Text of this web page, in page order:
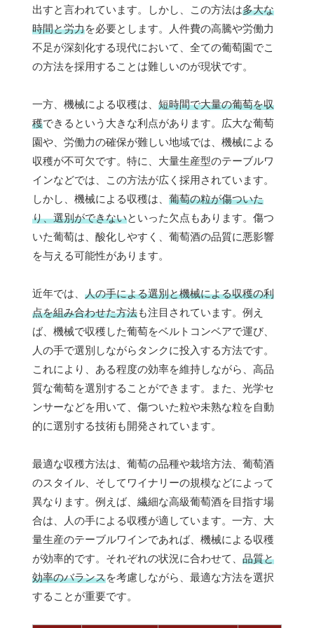
出すと言われています。しかし、この方法は多大な
時間と労力を必要とします。人件費の高騰や労働力
不足が深刻化する現代において、全ての葡萄園でこ
の方法を採用することは難しいのが現状です。
一方、機械による収穫は、 短時間で大量の葡萄を収
穫できるという大きな利点があります。広大な葡萄
園や、労働力の確保が難しい地域では、機械による
収穫が不可欠です。特に、大量生産型のテーブルワ
インなどでは、この方法が広く採用されています。
しかし、機械による収穫は、 葡萄の粒が傷ついた
り、選別ができないといった欠点もあります。傷つ
いた葡萄は、酸化しやすく、葡萄酒の品質に悪影響
を与える可能性があります。
近年では、 人の手による選別と機械による収穫の利
点を組み合わせた方法も注目されています。例え
ば、機械で収穫した葡萄をベルトコンベアで運び、
人の手で選別しながらタンクに投入する方法です。
これにより、ある程度の効率を維持しながら、高品
質な葡萄を選別することができます。また、光学セ
ンサーなどを用いて、傷ついた粒や未熟な粒を自動
的に選別する技術も開発されています。
最適な収穫方法は、葡萄の品種や栽培方法、葡萄酒
のスタイル、そしてワイナリーの規模などによって
異なります。例えば、繊細な高級葡萄酒を目指す場
合は、人の手による収穫が適しています。一方、大
量生産のテーブルワインであれば、機械による収穫
が効率的です。それぞれの状況に合わせて、 品質と
効率のバランスを考慮しながら、最適な方法を選択
することが重要です。